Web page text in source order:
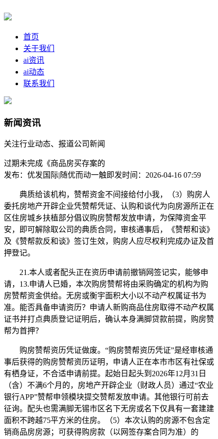
首页
关于我们
ai资讯
ai动态
联系我们
新闻资讯
关注行业动态、报道公司新闻
过期未完成《商品房买存案的
发布：优发国际|随优而动一触即发时间：2026-04-16 07:59
典质给该机构，赞帮资金不间接给付小我，（3）购房人
委托房地产开辟企业凭赞帮凭证、认购和谈代为向房源所正在
区住房城乡扶植部分倡议购房赞帮发放申请，为保障资金平
安，即可解除取公司的典质合同，审核通事后，《赞帮和谈》
及《赞帮款反和谈》签订生效，购房人应尽权利完成办证及首
押登记。
21.本人或者配头正在资历申请前撤销网签记实，能够申
请，13.申请人已婚，本次购房赞帮将由采购确定的机构为购
房赞帮资金供给。无房或衡宇面积大小以不动产权属证书为
准。能否具备申请资历？申请人新购商品住房取得不动产权属
证书并打点典质登记证明后，确认本身满脚贷款前提，购房赞
帮为首押？
购房赞帮资历凭证做废。“购房赞帮资历凭证”是经审核通
事后获得的购房赞帮资历证明，申请人正在本市市区有社保或
有栖身证，不合适申请前提。起始日起头到2026年12月31日
（含）不满6个月的，房地产开辟企业（财政人员）通过“农业
银行APP”赞帮申领模块提交赞帮发放申请。其他银行可前去
征询。配头也需满脚无锡市区名下无房或名下仅具有一套建建
面积不跨越75平方米的住房。（5）本次认购的房源不包含定
销商品房房源；可获得购房款（以网签存案合同为准）的